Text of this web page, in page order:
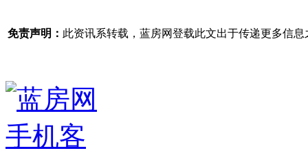
免责声明： 此资讯系转载，蓝房网登载此文出于传递更多信